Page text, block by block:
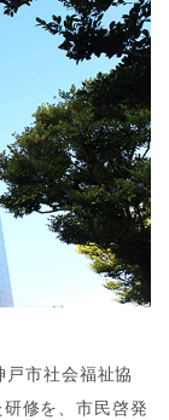
市社会福祉協
修を、市民啓発